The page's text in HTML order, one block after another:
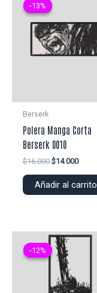
-13%
-13%
Berserk
Polera Manga Corta
Berserk 0010
$16.000 El
original
$14.000El
actual
Añadir al carrito
-12%
-12%